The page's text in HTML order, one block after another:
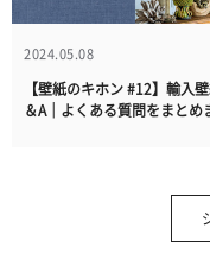
2024.05.08
【壁紙のキホン #12】輸入
＆A｜よくある質問をまとめ